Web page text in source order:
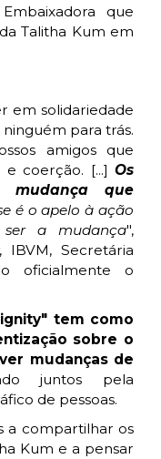
que
Talitha Kum em
em solidariedade
para trás.
amigos que
coerção. [...] Os
que
é o apelo à ação
a mudança",
Secretária
oficialmente o
tem como
sobre o
mudanças de
juntos pela
de pessoas.
a compartilhar os
Kum e a pensar